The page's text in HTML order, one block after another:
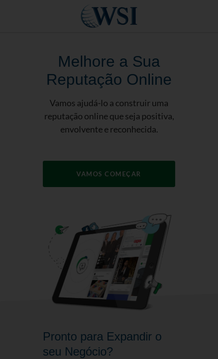
Melhore a Sua
Reputação Online
Vamos ajudá-lo a construir uma
reputação online que seja positiva,
envolvente e reconhecida.
VAMOS COMEÇAR
Pronto para Expandir o
seu Negócio?